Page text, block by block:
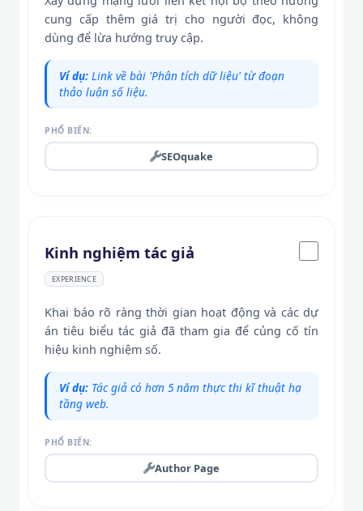
cung cấp thêm giá trị cho người đọc, không
dùng để lừa hướng truy cập.
Ví dụ: Link về bài 'Phân tích dữ liệu' từ đoạn
thảo luận số liệu.
PHỔ BIẾN:
SEOquake
Kinh nghiệm tác giả
EXPERIENCE
Khai báo rõ ràng thời gian hoạt động và các dự
án tiêu biểu tác giả đã tham gia để củng cố tín
hiệu kinh nghiệm số.
Ví dụ: Tác giả có hơn 5 năm thực thi kĩ thuật hạ
tầng web.
PHỔ BIẾN:
Author Page